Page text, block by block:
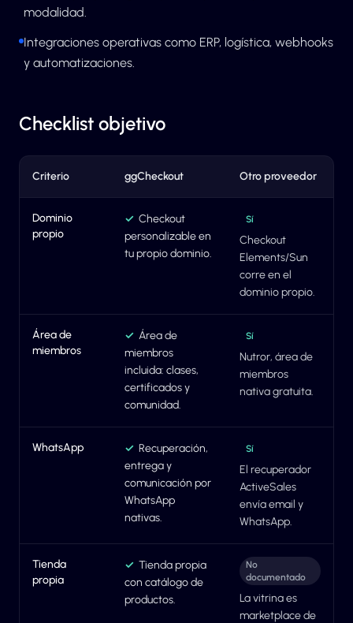
modalidad.
Integraciones operativas como ERP, logística, webhooks
y automatizaciones.
Checklist objetivo
Criterio ggCheckout Otro proveedor
Dominio
propio
✓ Checkout
personalizable en
tu propio dominio.
Sí
Checkout
Elements/Sun
corre en el
dominio propio.
Área de
miembros
✓ Área de
miembros
incluida: clases,
certificados y
comunidad.
Sí
Nutror, área de
miembros
nativa gratuita.
WhatsApp ✓ Recuperación,
entrega y
comunicación por
WhatsApp
nativas.
Sí
El recuperador
ActiveSales
envía email y
WhatsApp.
Tienda
propia
✓ Tienda propia
con catálogo de
productos.
No
documentado
La vitrina es
marketplace de